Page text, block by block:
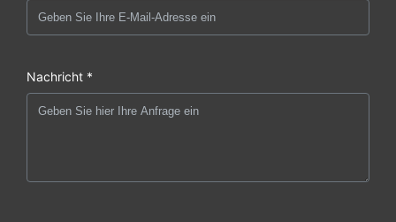
Nachricht *